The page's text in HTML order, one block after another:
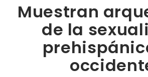
Muestran
de la